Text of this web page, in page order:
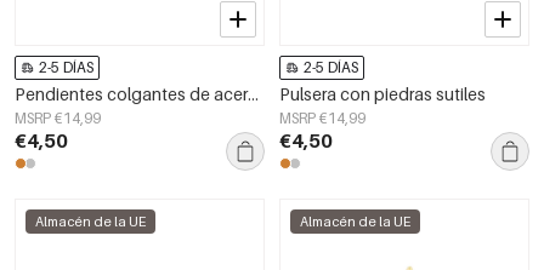
2-5 DÍAS
Pendientes colgantes de acero inoxidable con forma de pez, de la serie Daily Simple, joyería para mujer.
MSRP €14,99
€4,50
2-5 DÍAS
Pulsera con piedras sutiles
MSRP €14,99
€4,50
Almacén de la UE Almacén de la UE